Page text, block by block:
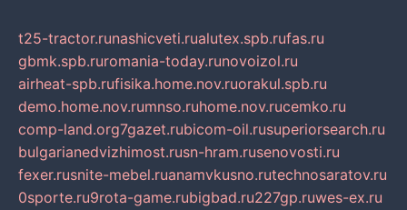
t25-tractor.runashicveti.rualutex.spb.rufas.ru
gbmk.spb.ruromania-today.runovoizol.ru
airheat-spb.rufisika.home.nov.ruorakul.spb.ru
demo.home.nov.rumnso.ruhome.nov.rucemko.ru
comp-land.org7gazet.rubicom-oil.rusuperiorsearch.ru
bulgarianedvizhimost.rusn-hram.rusenovosti.ru
fexer.rusnite-mebel.ruanamvkusno.rutechnosaratov.ru
0sporte.ru9rota-game.rubigbad.ru227gp.ruwes-ex.ru